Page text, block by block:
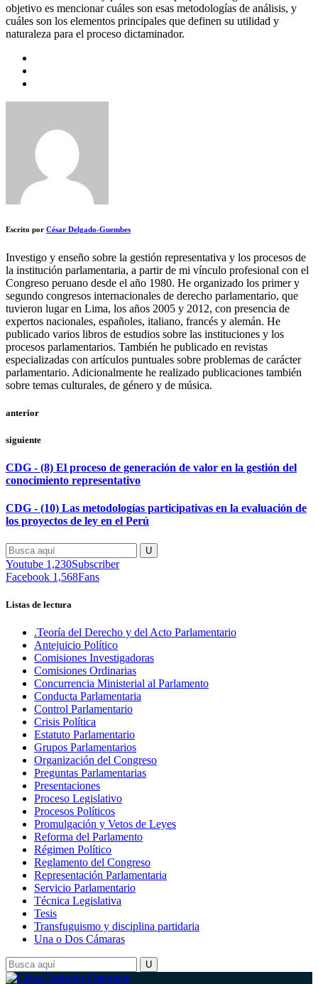
objetivo es mencionar cuáles son esas metodologías de análisis, y
cuáles son los elementos principales que definen su utilidad y
naturaleza para el proceso dictaminador.
Escrito por César Delgado-Guembes
Investigo y enseño sobre la gestión representativa y los procesos de
la institución parlamentaria, a partir de mi vínculo profesional con el
Congreso peruano desde el año 1980. He organizado los primer y
segundo congresos internacionales de derecho parlamentario, que
tuvieron lugar en Lima, los años 2005 y 2012, con presencia de
expertos nacionales, españoles, italiano, francés y alemán. He
publicado varios libros de estudios sobre las instituciones y los
procesos parlamentarios. También he publicado en revistas
especializadas con artículos puntuales sobre problemas de carácter
parlamentario. Adicionalmente he realizado publicaciones también
sobre temas culturales, de género y de música.
anterior
siguiente
CDG - (8) El proceso de generación de valor en la gestión del
conocimiento representativo
CDG - (10) Las metodologías participativas en la evaluación de
los proyectos de ley en el Perú
Youtube 1,230Subscriber
Facebook 1,568Fans
Listas de lectura
.Teoría del Derecho y del Acto Parlamentario
Antejuicio Político
Comisiones Investigadoras
Comisiones Ordinarias
Concurrencia Ministerial al Parlamento
Conducta Parlamentaria
Control Parlamentario
Crisis Política
Estatuto Parlamentario
Grupos Parlamentarios
Organización del Congreso
Preguntas Parlamentarias
Presentaciones
Proceso Legislativo
Procesos Políticos
Promulgación y Vetos de Leyes
Reforma del Parlamento
Régimen Político
Reglamento del Congreso
Representación Parlamentaria
Servicio Parlamentario
Técnica Legislativa
Tesis
Transfuguismo y disciplina partidaria
Una o Dos Cámaras